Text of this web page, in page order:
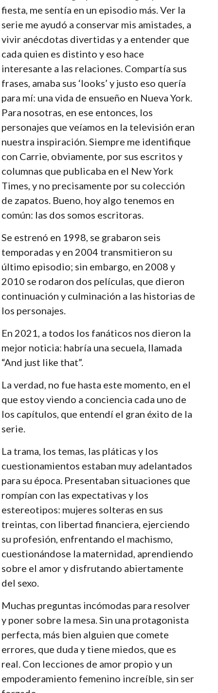
fiesta, me sentía en un episodio más. Ver la
serie me ayudó a conservar mis amistades, a
vivir anécdotas divertidas y a entender que
cada quien es distinto y eso hace
interesante a las relaciones. Compartía sus
frases, amaba sus ‘looks’ y justo eso quería
para mí: una vida de ensueño en Nueva York.
Para nosotras, en ese entonces, los
personajes que veíamos en la televisión eran
nuestra inspiración. Siempre me identifique
con Carrie, obviamente, por sus escritos y
columnas que publicaba en el New York
Times, y no precisamente por su colección
de zapatos. Bueno, hoy algo tenemos en
común: las dos somos escritoras.
Se estrenó en 1998, se grabaron seis
temporadas y en 2004 transmitieron su
último episodio; sin embargo, en 2008 y
2010 se rodaron dos películas, que dieron
continuación y culminación a las historias de
los personajes.
En 2021, a todos los fanáticos nos dieron la
mejor noticia: habría una secuela, llamada
“And just like that”.
La verdad, no fue hasta este momento, en el
que estoy viendo a conciencia cada uno de
los capítulos, que entendí el gran éxito de la
serie.
La trama, los temas, las pláticas y los
cuestionamientos estaban muy adelantados
para su época. Presentaban situaciones que
rompían con las expectativas y los
estereotipos: mujeres solteras en sus
treintas, con libertad financiera, ejerciendo
su profesión, enfrentando el machismo,
cuestionándose la maternidad, aprendiendo
sobre el amor y disfrutando abiertamente
del sexo.
Muchas preguntas incómodas para resolver
y poner sobre la mesa. Sin una protagonista
perfecta, más bien alguien que comete
errores, que duda y tiene miedos, que es
real. Con lecciones de amor propio y un
empoderamiento femenino increíble, sin ser